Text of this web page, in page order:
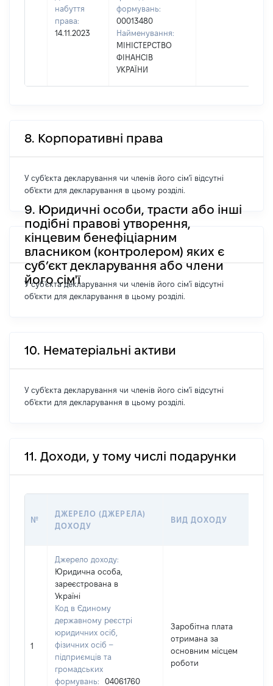
набуття
права:
14.11.2023
формувань:
00013480
Найменування:
МІНІСТЕРСТВО
ФІНАНСІВ
УКРАЇНИ
8. Корпоративні права
У суб'єкта декларування чи членів його сім'ї відсутні
об'єкти для декларування в цьому розділі.
9. Юридичні особи, трасти або інші
подібні правові утворення,
кінцевим бенефіціарним
власником (контролером) яких є
суб’єкт декларування або члени
його сім'ї
У суб'єкта декларування чи членів його сім'ї відсутні
об'єкти для декларування в цьому розділі.
10. Нематеріальні активи
У суб'єкта декларування чи членів його сім'ї відсутні
об'єкти для декларування в цьому розділі.
11. Доходи, у тому числі подарунки
№
ДЖЕРЕЛО (ДЖЕРЕЛА)
ДОХОДУ
ВИД ДОХОДУ
1
Джерело доходу:
Юридична особа,
зареєстрована в
Україні
Код в Єдиному
державному реєстрі
юридичних осіб,
фізичних осіб –
підприємців та
громадських
формувань:
04061760
Заробітна плата
отримана за
основним місцем
роботи